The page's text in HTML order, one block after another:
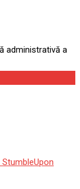
StumbleUpon